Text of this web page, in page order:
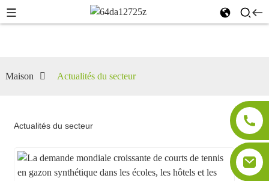
Maison Actualités du secteur
Actualités du secteur